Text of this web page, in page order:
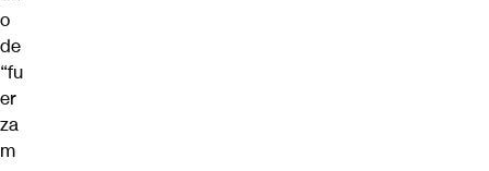
o
de
“fu
er
za
m